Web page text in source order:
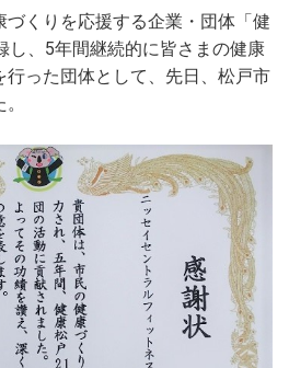
くりを応援する企業・団体「健
し、5年間継続的に皆さまの健康
った団体として、先日、松戸市